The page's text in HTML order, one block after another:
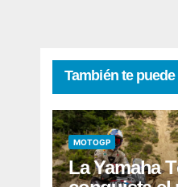
También te
MOTOGP
La Yamaha